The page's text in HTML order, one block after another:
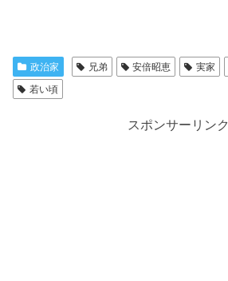
政治家 兄弟 安倍昭恵 実家
若い頃
スポンサーリンク